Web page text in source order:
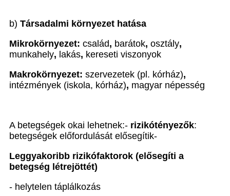
b) Társadalmi környezet hatása
Mikrokörnyezet: család, barátok, osztály,
munkahely, lakás, kereseti viszonyok
Makrokörnyezet: szervezetek (pl. kórház),
intézmények (iskola, kórház), magyar népesség
A betegségek okai lehetnek:- rizikótényezők:
betegségek előfordulását elősegítik-
Leggyakoribb rizikófaktorok (elősegíti a
betegség létrejöttét)
- helytelen táplálkozás